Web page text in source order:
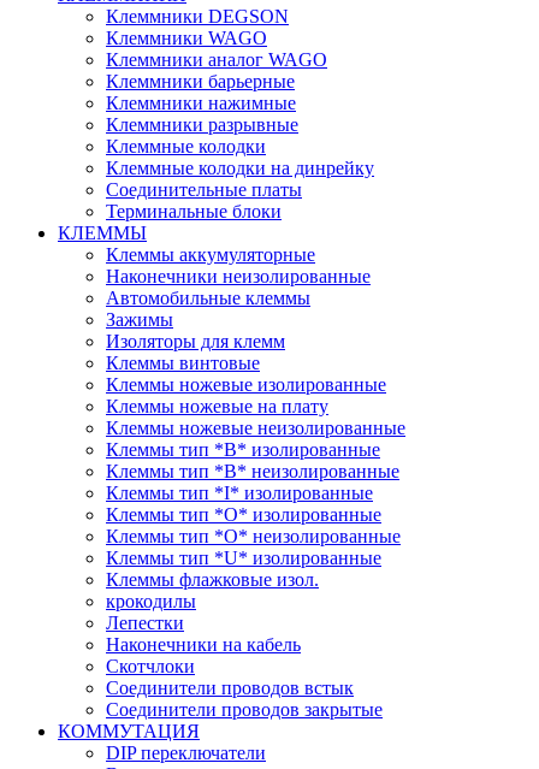
Клеммники DEGSON
Клеммники WAGO
Клеммники аналог WAGO
Клеммники барьерные
Клеммники нажимные
Клеммники разрывные
Клеммные колодки
Клеммные колодки на динрейку
Соединительные платы
Терминальные блоки
КЛЕММЫ
Клеммы аккумуляторные
Наконечники неизолированные
Автомобильные клеммы
Зажимы
Изоляторы для клемм
Клеммы винтовые
Клеммы ножевые изолированные
Клеммы ножевые на плату
Клеммы ножевые неизолированные
Клеммы тип *B* изолированные
Клеммы тип *B* неизолированные
Клеммы тип *I* изолированные
Клеммы тип *O* изолированные
Клеммы тип *O* неизолированные
Клеммы тип *U* изолированные
Клеммы флажковые изол.
крокодилы
Лепестки
Наконечники на кабель
Скотчлоки
Соединители проводов встык
Соединители проводов закрытые
КОММУТАЦИЯ
DIP переключатели